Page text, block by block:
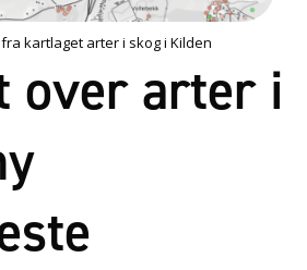
over arter i
kartlaget arter i skog i Kilden